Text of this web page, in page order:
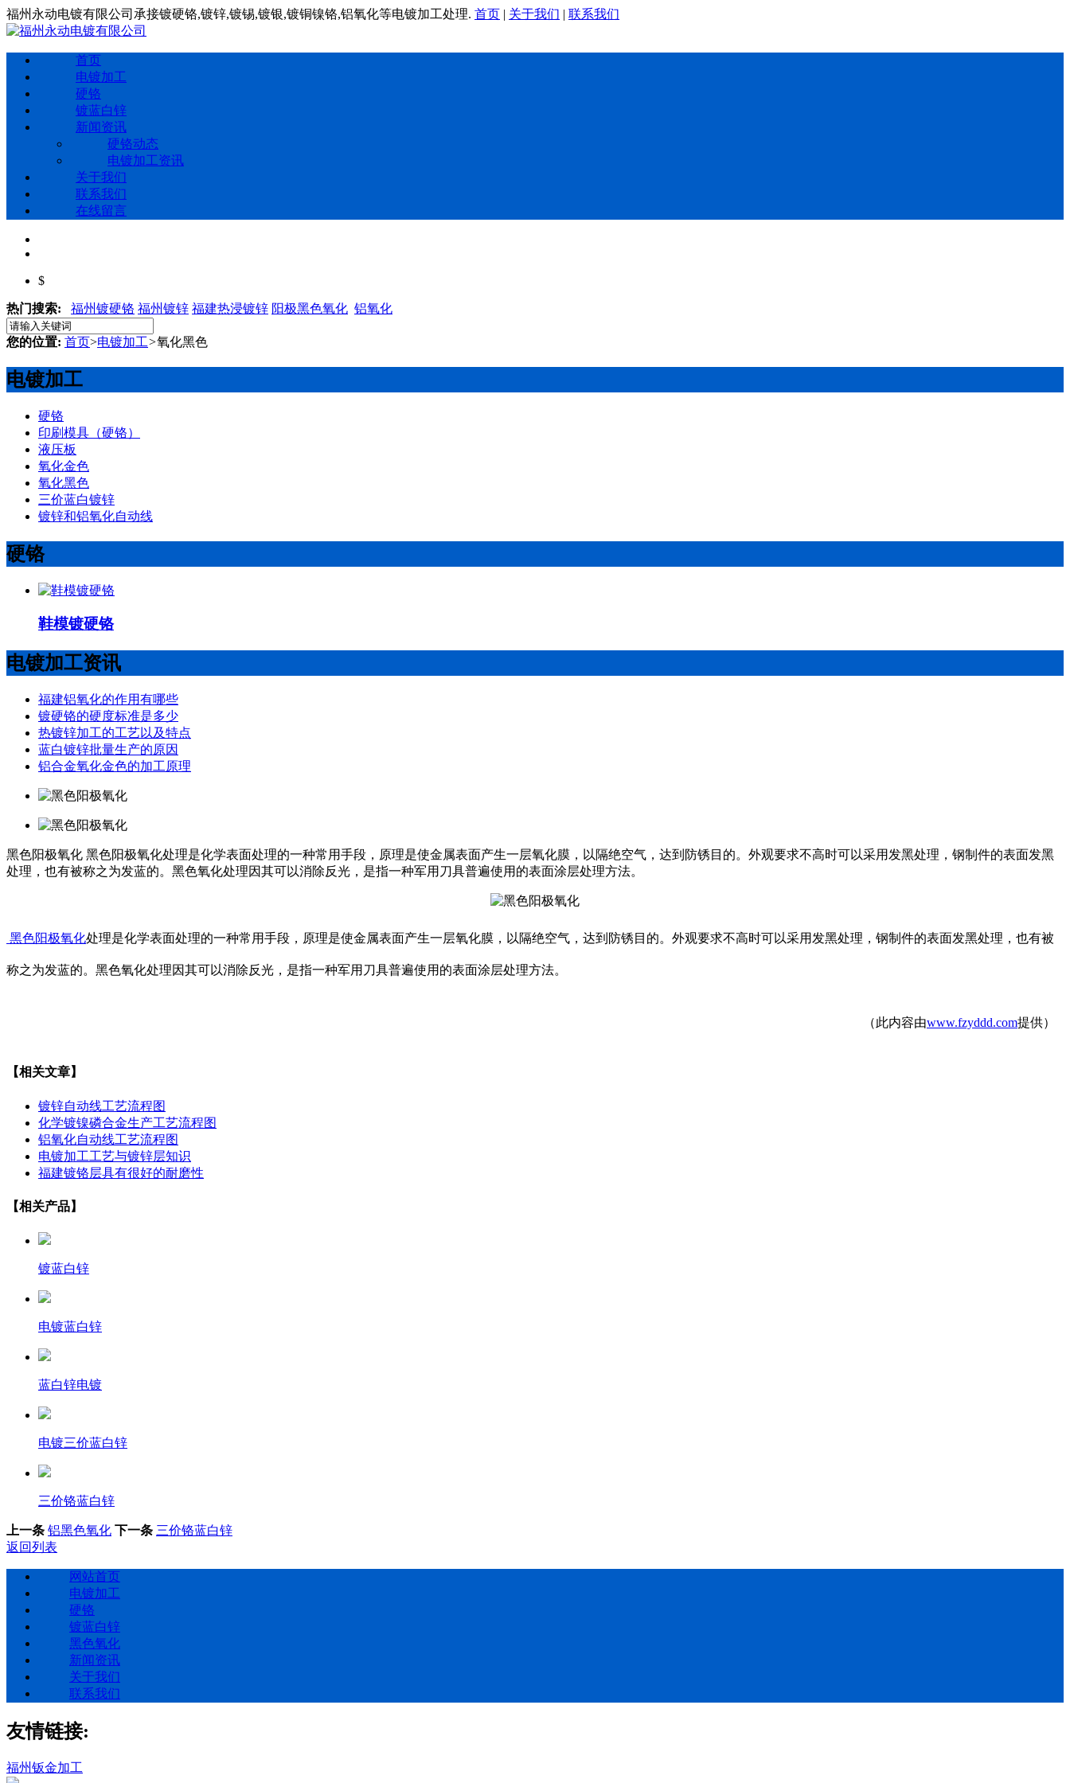
福州永动电镀有限公司承接镀硬铬,镀锌,镀锡,镀银,镀铜镍铬,铝氧化等电镀加工处理. 首页 | 关于我们 | 联系我们
首页
电镀加工
硬铬
镀蓝白锌
新闻资讯
硬铬动态
电镀加工资讯
关于我们
联系我们
在线留言
$
热门搜索: 福州镀硬铬 福州镀锌 福建热浸镀锌 阳极黑色氧化 铝氧化
您的位置: 首页>电镀加工>氧化黑色
电镀加工
硬铬
印刷模具（硬铬）
液压板
氧化金色
氧化黑色
三价蓝白镀锌
镀锌和铝氧化自动线
硬铬
鞋模镀硬铬
电镀加工资讯
福建铝氧化的作用有哪些
镀硬铬的硬度标准是多少
热镀锌加工的工艺以及特点
蓝白镀锌批量生产的原因
铝合金氧化金色的加工原理
黑色阳极氧化 黑色阳极氧化处理是化学表面处理的一种常用手段，原理是使金属表面产生一层氧化膜，以隔绝空气，达到防锈目的。外观要求不高时可以采用发黑处理，钢制件的表面发黑
处理，也有被称之为发蓝的。黑色氧化处理因其可以消除反光，是指一种军用刀具普遍使用的表面涂层处理方法。
黑色阳极氧化处理是化学表面处理的一种常用手段，原理是使金属表面产生一层氧化膜，以隔绝空气，达到防锈目的。外观要求不高时可以采用发黑处理，钢制件的表面发黑处理，也有被
称之为发蓝的。黑色氧化处理因其可以消除反光，是指一种军用刀具普遍使用的表面涂层处理方法。
（此内容由www.fzyddd.com提供）
【相关文章】
镀锌自动线工艺流程图
化学镀镍磷合金生产工艺流程图
铝氧化自动线工艺流程图
电镀加工工艺与镀锌层知识
福建镀铬层具有很好的耐磨性
【相关产品】
镀蓝白锌
电镀蓝白锌
蓝白锌电镀
电镀三价蓝白锌
三价铬蓝白锌
上一条 铝黑色氧化 下一条 三价铬蓝白锌
返回列表
网站首页
电镀加工
硬铬
镀蓝白锌
黑色氧化
新闻资讯
关于我们
联系我们
友情链接:
福州钣金加工